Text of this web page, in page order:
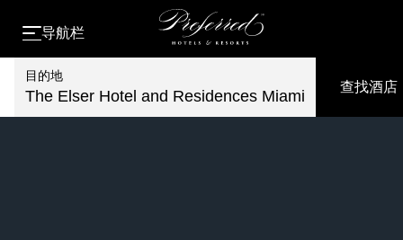
导航栏
目的地
The Elser Hotel and Residences Miami
查找酒店